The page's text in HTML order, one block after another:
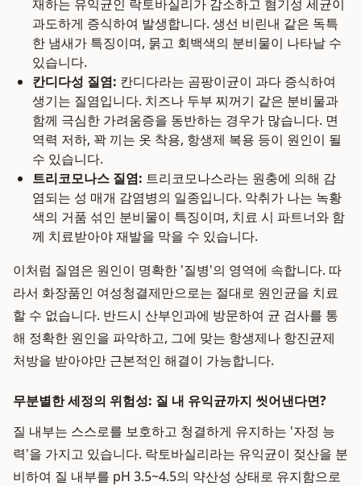
재하는 유익균인 락토바실리가 감소하고 혐기성 세균이
과도하게 증식하여 발생합니다. 생선 비린내 같은 독특
한 냄새가 특징이며, 묽고 회백색의 분비물이 나타날 수
있습니다.
칸디다성 질염: 칸디다라는 곰팡이균이 과다 증식하여
생기는 질염입니다. 치즈나 두부 찌꺼기 같은 분비물과
함께 극심한 가려움증을 동반하는 경우가 많습니다. 면
역력 저하, 꽉 끼는 옷 착용, 항생제 복용 등이 원인이 될
수 있습니다.
트리코모나스 질염: 트리코모나스라는 원충에 의해 감
염되는 성 매개 감염병의 일종입니다. 악취가 나는 녹황
색의 거품 섞인 분비물이 특징이며, 치료 시 파트너와 함
께 치료받아야 재발을 막을 수 있습니다.
이처럼 질염은 원인이 명확한 '질병'의 영역에 속합니다. 따
라서 화장품인 여성청결제만으로는 절대로 원인균을 치료
할 수 없습니다. 반드시 산부인과에 방문하여 균 검사를 통
해 정확한 원인을 파악하고, 그에 맞는 항생제나 항진균제
처방을 받아야만 근본적인 해결이 가능합니다.
무분별한 세정의 위험성: 질 내 유익균까지 씻어낸다면?
질 내부는 스스로를 보호하고 청결하게 유지하는 '자정 능
력'을 가지고 있습니다. 락토바실리라는 유익균이 젖산을 분
비하여 질 내부를 pH 3.5~4.5의 약산성 상태로 유지함으로